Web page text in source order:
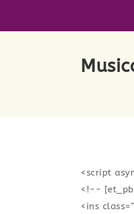
<script
<!--
<ins